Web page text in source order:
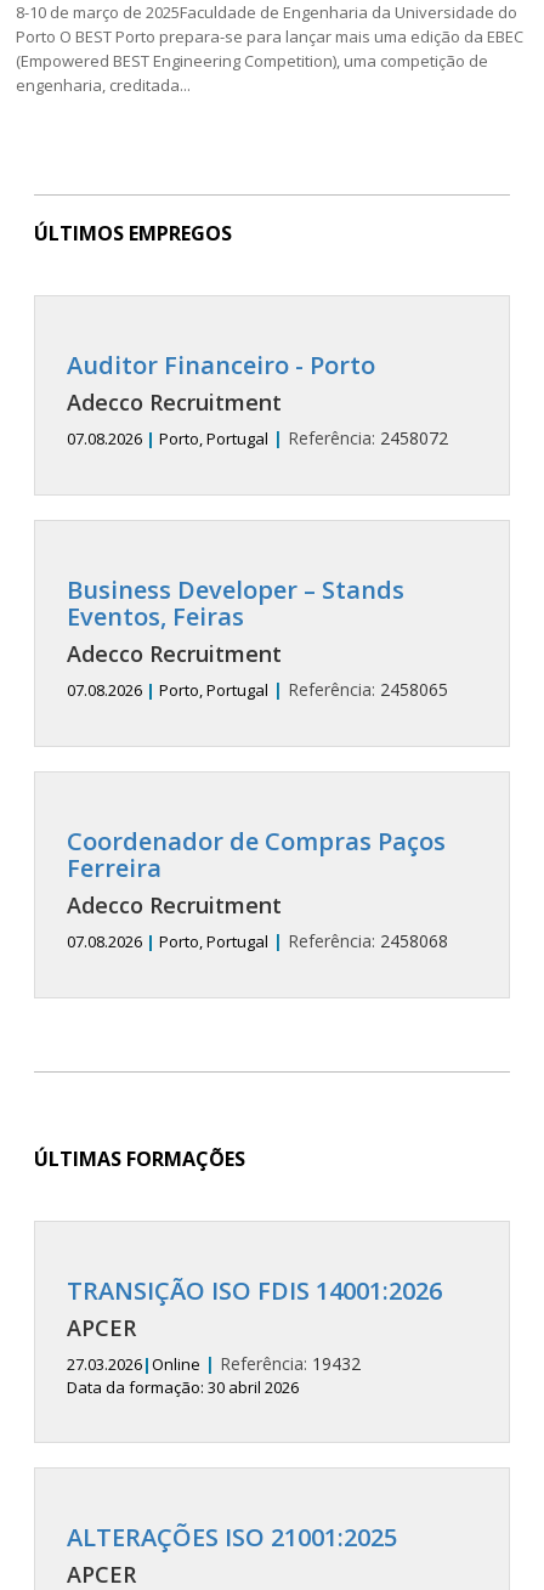
8-10 de março de 2025Faculdade de Engenharia da Universidade do
Porto O BEST Porto prepara-se para lançar mais uma edição da EBEC
(Empowered BEST Engineering Competition), uma competição de
engenharia, creditada...
ÚLTIMOS EMPREGOS
Auditor Financeiro - Porto
Adecco Recruitment
07.08.2026 | Porto, Portugal | Referência: 2458072
Business Developer – Stands
Eventos, Feiras
Adecco Recruitment
07.08.2026 | Porto, Portugal | Referência: 2458065
Coordenador de Compras Paços
Ferreira
Adecco Recruitment
07.08.2026 | Porto, Portugal | Referência: 2458068
ÚLTIMAS FORMAÇÕES
TRANSIÇÃO ISO FDIS 14001:2026
APCER
27.03.2026|Online | Referência: 19432
Data da formação: 30 abril 2026
ALTERAÇÕES ISO 21001:2025
APCER